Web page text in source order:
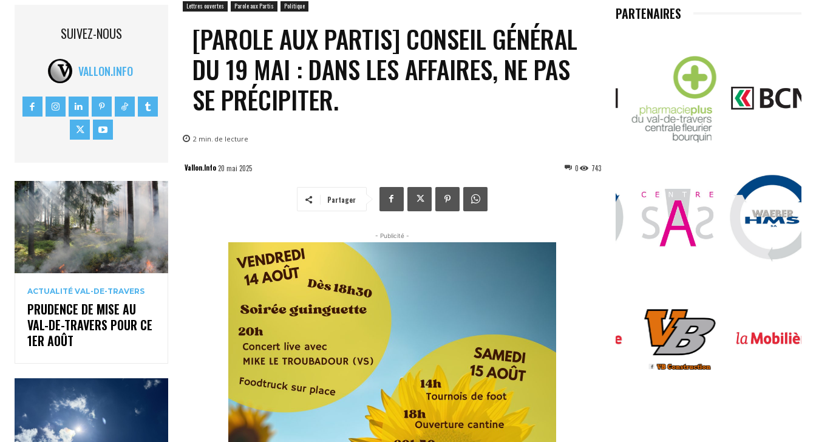
SUIVEZ-NOUS
VALLON.INFO
ACTUALITÉ VAL-DE-TRAVERS
PRUDENCE DE MISE AU
VAL-DE-TRAVERS POUR CE
1ER AOÛT
Lettres ouvertes Parole aux Partis Politique
[PAROLE AUX PARTIS] CONSEIL GÉNÉRAL
DU 19 MAI : DANS LES AFFAIRES, NE PAS
SE PRÉCIPITER.
2 min. de lecture
Vallon.Info20 mai 2025 743
0
Partager
- Publicité -
PARTENAIRES